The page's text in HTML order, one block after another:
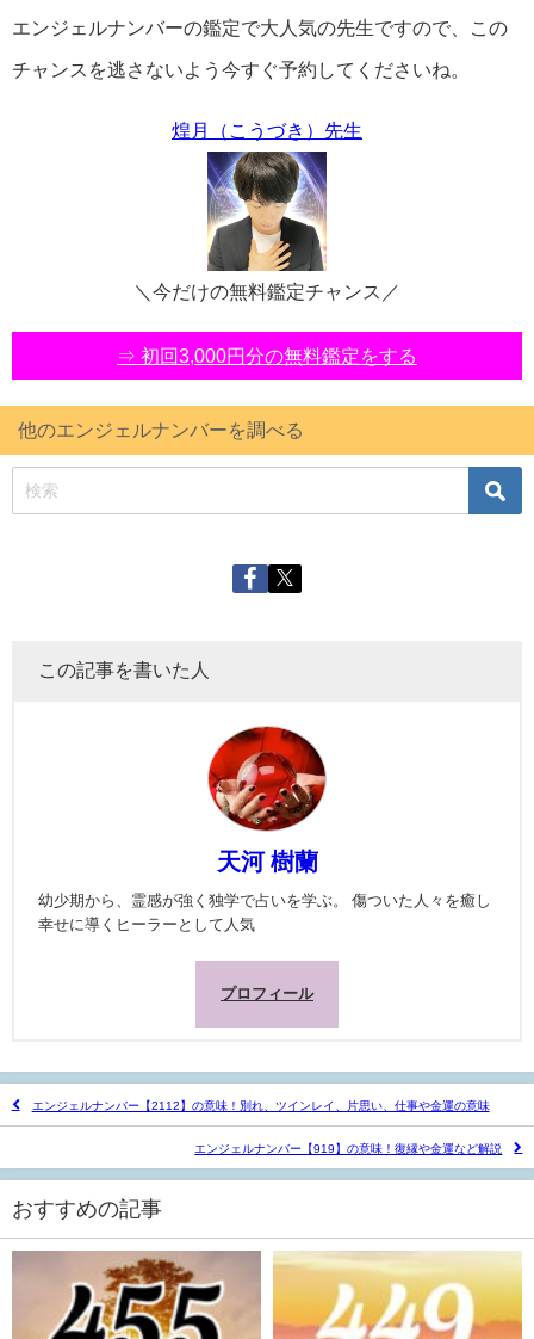
エンジェルナンバーの鑑定で大人気の先生ですので、この
チャンスを逃さないよう今すぐ予約してくださいね。
煌月（こうづき）先生
＼今だけの無料鑑定チャンス／
⇒ 初回3,000円分の無料鑑定をする
他のエンジェルナンバーを調べる
この記事を書いた人
天河 樹蘭
幼少期から、霊感が強く独学で占いを学ぶ。 傷ついた人々を癒し
幸せに導くヒーラーとして人気
プロフィール
エンジェルナンバー【2112】の意味！別れ、ツインレイ、片思い、仕事や金運の意味
エンジェルナンバー【919】の意味！復縁や金運など解説
おすすめの記事